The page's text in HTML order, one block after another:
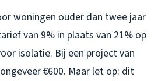
woningen ouder dan twee jaar
van 9% in plaats van 21% op
isolatie. Bij een project van
€600. Maar let op: dit